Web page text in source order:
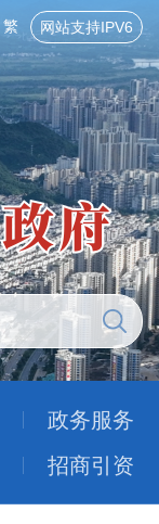
繁 网站支持IPV6
政务服务
招商引资